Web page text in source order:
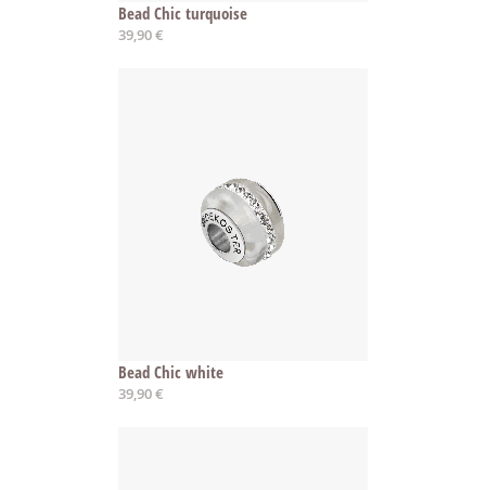
Bead Chic turquoise
39,90 €
Bead Chic white
39,90 €